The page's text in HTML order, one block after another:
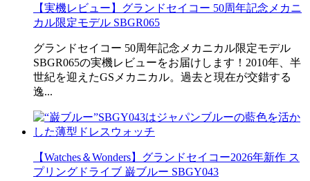
【実機レビュー】グランドセイコー 50周年記念メカニ
カル限定モデル SBGR065
グランドセイコー 50周年記念メカニカル限定モデル
SBGR065の実機レビューをお届けします！2010年、半
世紀を迎えたGSメカニカル。過去と現在が交錯する
逸...
【Watches＆Wonders】グランドセイコー2026年新作 ス
プリングドライブ 巌ブルー SBGY043